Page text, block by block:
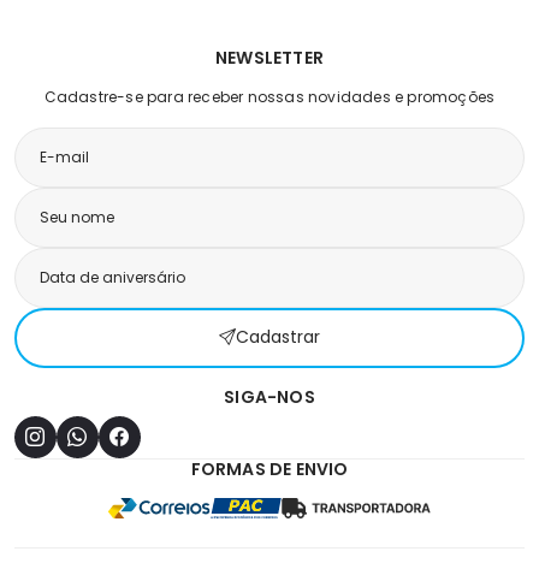
NEWSLETTER
Cadastre-se para receber nossas novidades e promoções
Cadastrar
SIGA-NOS
FORMAS DE ENVIO